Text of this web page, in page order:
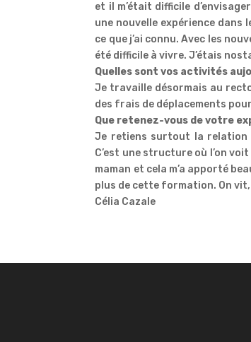
et il m’était difficile
une nouvelle expérience dans
ce que j’ai connu. Avec les
été difficile à vivre. J’étais
Quelles sont vos activités
Je travaille désormais au
des frais de déplacements
Que retenez-vous de votre
Je retiens surtout la relation
C’est une structure où l’on
maman et cela m’a apporté
plus de cette formation. On vit,
Célia Cazale